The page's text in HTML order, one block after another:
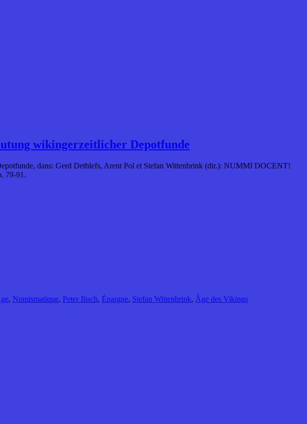
wikingerzeitlicher Depotfunde
dans: Gerd Dethlefs, Arent Pol et Stefan Wittenbrink (dir.): NUMMI DOCENT!
79-91.
, Numismatique, Peter Ilisch, Épargne, Stefan Wittenbrink, Âge des Vikings